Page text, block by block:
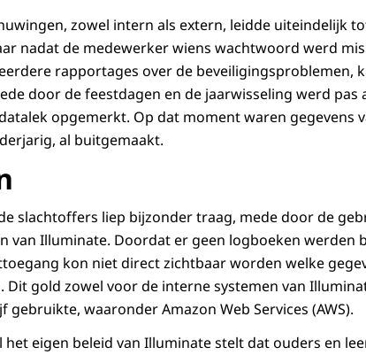
zowel intern als extern, leidde uiteindelijk
nadat de medewerker wiens wachtwoord werd
rapportages over de beveiligingsproblemen,
door de feestdagen en de jaarwisseling werd pas
opgemerkt. Op dat moment waren gegevens
al buitgemaakt.
slachtoffers liep bijzonder traag, mede door de
van Illuminate. Doordat er geen logboeken werden
kon niet direct zichtbaar worden welke
gold zowel voor de interne systemen van
waaronder Amazon Web Services (AWS).
het eigen beleid van Illuminate stelt dat ouders en